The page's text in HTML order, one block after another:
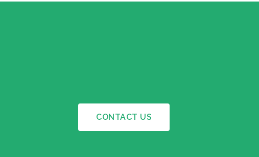
CONTACT US